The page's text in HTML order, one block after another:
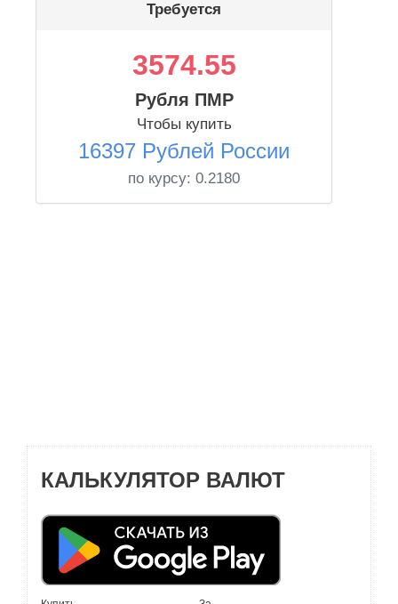
Требуется
3574.55
Рубля ПМР
Чтобы купить
16397 Рублей России
по курсу: 0.2180
КАЛЬКУЛЯТОР ВАЛЮТ